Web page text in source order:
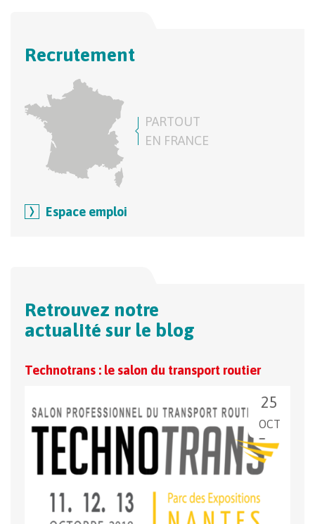
Recrutement
PARTOUT
EN FRANCE
Espace emploi
Retrouvez notre
actualité sur le blog
Technotrans : le salon du transport routier
25
OCT